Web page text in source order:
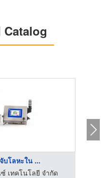
Catalog
บโลหะใน ...
เทคโนโลยี จำกัด